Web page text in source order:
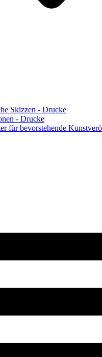
Skizzen - Drucke
- Drucke
für bevorstehende